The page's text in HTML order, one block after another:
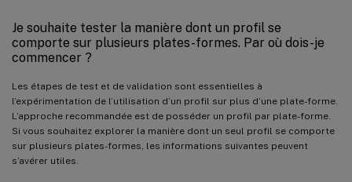
Je souhaite tester la manière dont un profil se
comporte sur plusieurs plates-formes. Par où dois-je
commencer ?
Les étapes de test et de validation sont essentielles à
l’expérimentation de l’utilisation d’un profil sur plus d’une plate-forme.
L’approche recommandée est de posséder un profil par plate-forme.
Si vous souhaitez explorer la manière dont un seul profil se comporte
sur plusieurs plates-formes, les informations suivantes peuvent
s’avérer utiles.